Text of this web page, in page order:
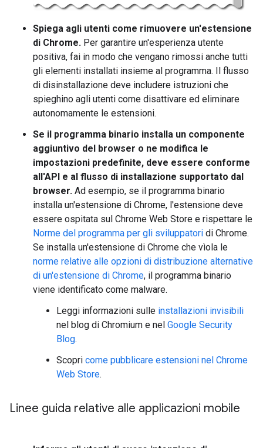
Spiega agli utenti come rimuovere un'estensione
di Chrome. Per garantire un'esperienza utente
positiva, fai in modo che vengano rimossi anche tutti
gli elementi installati insieme al programma. Il flusso
di disinstallazione deve includere istruzioni che
spieghino agli utenti come disattivare ed eliminare
autonomamente le estensioni.
Se il programma binario installa un componente
aggiuntivo del browser o ne modifica le
impostazioni predefinite, deve essere conforme
all'API e al flusso di installazione supportato dal
browser. Ad esempio, se il programma binario
installa un'estensione di Chrome, l'estensione deve
essere ospitata sul Chrome Web Store e rispettare le
Norme del programma per gli sviluppatori di Chrome.
Se installa un'estensione di Chrome che vìola le
norme relative alle opzioni di distribuzione alternative
di un'estensione di Chrome, il programma binario
viene identificato come malware.
Leggi informazioni sulle installazioni invisibili
nel blog di Chromium e nel Google Security
Blog.
Scopri come pubblicare estensioni nel Chrome
Web Store.
Linee guida relative alle applicazioni mobile